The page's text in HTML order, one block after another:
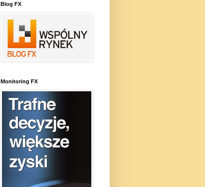
Blog FX
Monitoring FX